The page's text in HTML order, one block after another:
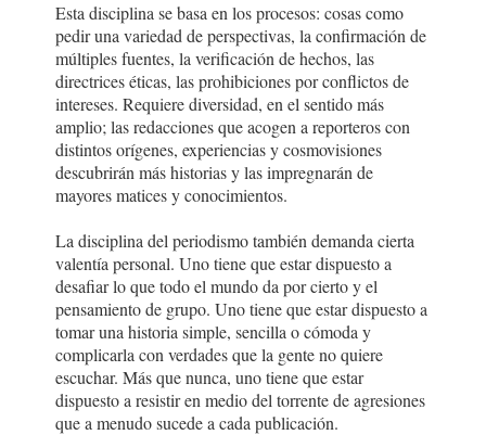
Esta disciplina se basa en los procesos: cosas como
pedir una variedad de perspectivas, la confirmación de
múltiples fuentes, la verificación de hechos, las
directrices éticas, las prohibiciones por conflictos de
intereses. Requiere diversidad, en el sentido más
amplio; las redacciones que acogen a reporteros con
distintos orígenes, experiencias y cosmovisiones
descubrirán más historias y las impregnarán de
mayores matices y conocimientos.
La disciplina del periodismo también demanda cierta
valentía personal. Uno tiene que estar dispuesto a
desafiar lo que todo el mundo da por cierto y el
pensamiento de grupo. Uno tiene que estar dispuesto a
tomar una historia simple, sencilla o cómoda y
complicarla con verdades que la gente no quiere
escuchar. Más que nunca, uno tiene que estar
dispuesto a resistir en medio del torrente de agresiones
que a menudo sucede a cada publicación.